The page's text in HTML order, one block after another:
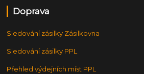
Doprava
Sledování zásilky Zásilkovna
Sledování zásilky PPL
Přehled výdejních míst PPL